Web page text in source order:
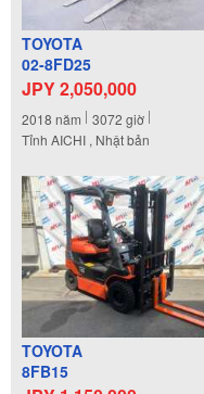
TOYOTA
02-8FD25
JPY 2,050,000
2018 năm 3072 giờ
Tỉnh AICHI , Nhật bản
TOYOTA
8FB15